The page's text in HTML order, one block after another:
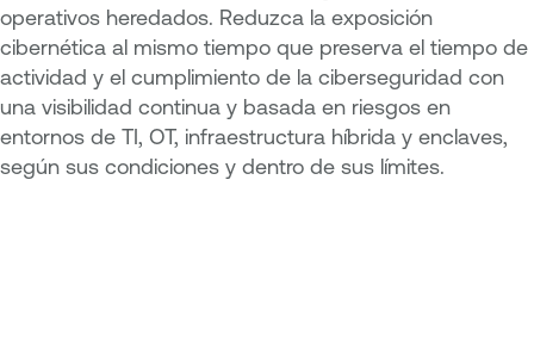
operativos heredados. Reduzca la exposición
cibernética al mismo tiempo que preserva el tiempo de
actividad y el cumplimiento de la ciberseguridad con
una visibilidad continua y basada en riesgos en
entornos de TI, OT, infraestructura híbrida y enclaves,
según sus condiciones y dentro de sus límites.